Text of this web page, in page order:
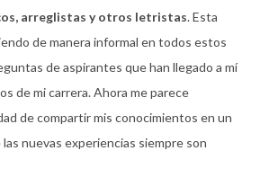
arreglistas y otros letristas. Esta
de manera informal en todos estos
de aspirantes que han llegado a mí
de mi carrera. Ahora me parece
de compartir mis conocimientos en un
nuevas experiencias siempre son